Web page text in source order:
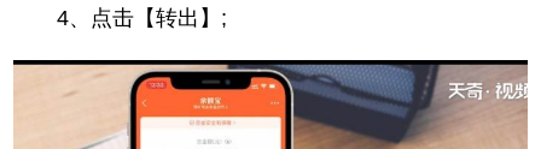
4、点击【转出】;